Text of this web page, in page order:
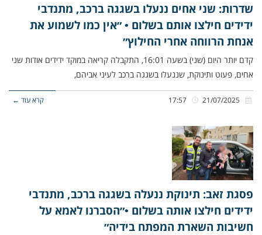
שדרות: שני אחים ננעלו בשגגה ברכב, מתנדבי
ידידים חילצו אותם בשלום • ״אין כמו לשמוע את
אנחת הרווחה אחרי החילוץ״
קדם יותר היום (שני) בשעה 16:01, התקבלה קריאה במוקד ידידים אודות שני
אחים, פעוט ותינוקת, שננעלו בשגגה ברכב לעיני אביהם,
קרא עוד ←
פסגת זאב: תינוקת ננעלה בשגגה ברכב, מתנדבי
ידידים חילצו אותה בשלום •״הסברנו לאמא על
חשיבות השארת המפתח בידיה״